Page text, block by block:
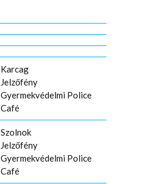
Karcag
Jelzőfény
Gyermekvédelmi Police
Café
Szolnok
Jelzőfény
Gyermekvédelmi Police
Café